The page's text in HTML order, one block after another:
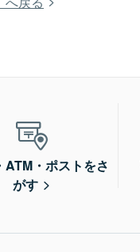
ATM・ポストをさ
がす